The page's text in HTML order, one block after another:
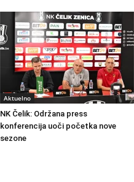
Aktuelno
NK Čelik: Održana press
konferencija uoči početka nove
sezone